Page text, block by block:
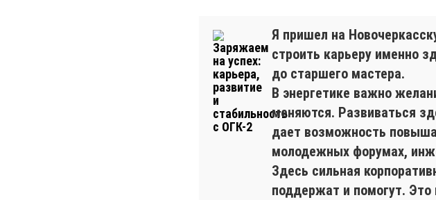
Я пришел на
строить карьеру именно
до старшего мастера.
В энергетике важно
меняются. Развиваться
дает возможность
молодежных форумах,
Здесь сильная
поддержат и помогут.